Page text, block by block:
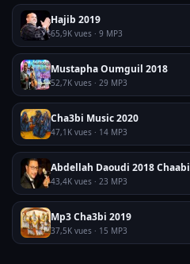
Hajib 2019
65,9K vues · 9 MP3
Mustapha Oumguil 2018
52,7K vues · 29 MP3
Cha3bi Music 2020
47,1K vues · 14 MP3
Abdellah Daoudi 2018 Chaabi
43,4K vues · 23 MP3
Mp3 Cha3bi 2019
37,5K vues · 15 MP3